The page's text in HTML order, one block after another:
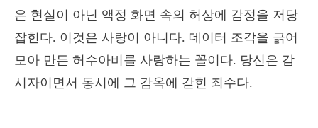
은 현실이 아닌 액정 화면 속의 허상에 감정을 저당
잡힌다. 이것은 사랑이 아니다. 데이터 조각을 긁어
모아 만든 허수아비를 사랑하는 꼴이다. 당신은 감
시자이면서 동시에 그 감옥에 갇힌 죄수다.